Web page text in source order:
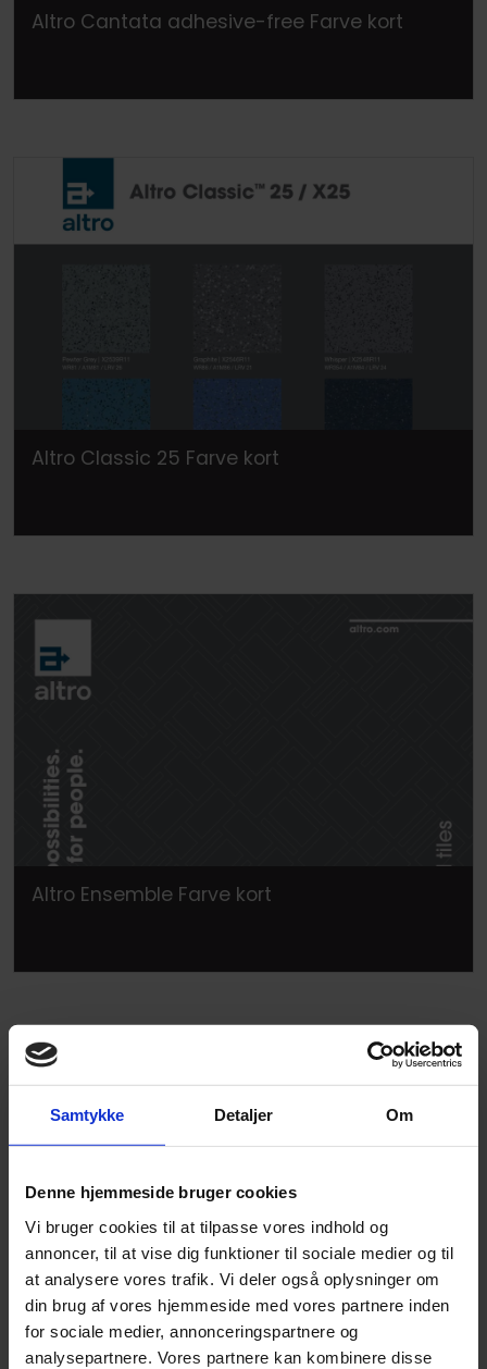
Samtykke Detaljer Om
Denne hjemmeside bruger cookies
Vi bruger cookies til at tilpasse vores indhold og
annoncer, til at vise dig funktioner til sociale medier og til
at analysere vores trafik. Vi deler også oplysninger om
din brug af vores hjemmeside med vores partnere inden
for sociale medier, annonceringspartnere og
analysepartnere. Vores partnere kan kombinere disse
Altro Cantata adhesive-free Farve kort
Altro Classic 25 Farve kort
Altro Ensemble Farve kort
Altro Reliance 25 Farve kort